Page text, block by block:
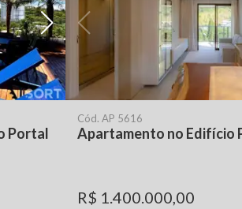
Portal
Cód. AP 5616
Apartamento no Edifício
R$ 1.400.000,00